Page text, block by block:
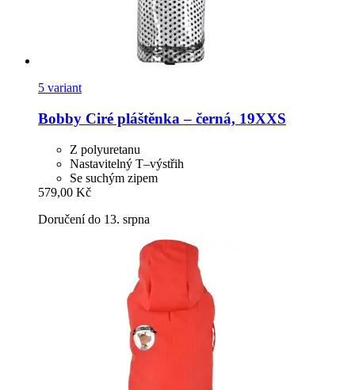
5 variant
Bobby Ciré pláštěnka – černá, 19XXS
Z polyuretanu
Nastavitelný T–výstřih
Se suchým zipem
579,00 Kč
Doručení do 13. srpna